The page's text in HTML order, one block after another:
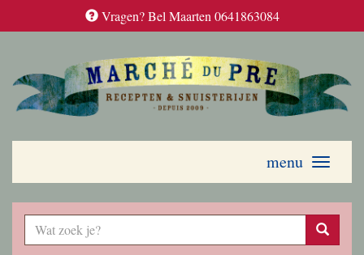
Vragen? Bel Maarten 0641863084
Toggle
menu